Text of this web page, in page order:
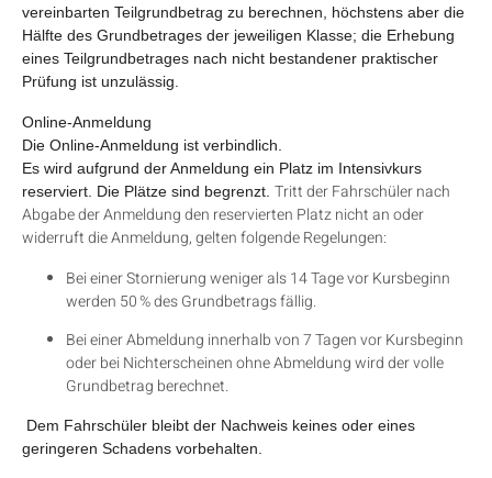
vereinbarten Teilgrundbetrag zu berechnen, höchstens aber die
Hälfte des Grundbetrages der jeweiligen Klasse; die Erhebung
eines Teilgrundbetrages nach nicht bestandener praktischer
Prüfung ist unzulässig.
Online-Anmeldung
Die Online-Anmeldung ist verbindlich.
Es wird aufgrund der Anmeldung ein Platz im Intensivkurs
reserviert. Die Plätze sind begrenzt. Tritt der Fahrschüler nach
Abgabe der Anmeldung den reservierten Platz nicht an oder
widerruft die Anmeldung, gelten folgende Regelungen:
Bei einer Stornierung weniger als 14 Tage vor Kursbeginn
werden 50 % des Grundbetragsfällig.
Bei einer Abmeldung innerhalb von 7 Tagen vor Kursbeginn
oderbei Nichterscheinen ohne Abmeldungwirdder volle
Grundbetrag berechnet.
Dem Fahrschüler bleibt der Nachweis keines oder eines
geringeren Schadens vorbehalten.